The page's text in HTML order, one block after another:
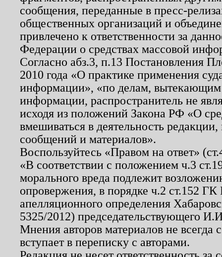
сообщения, переданные в пресс-
общественных организаций и
привлечено к ответственности за
Федерации о средствах массовой
Согласно абз.3, п.13 Постановления
2010 года «О практике применения
информации», «по делам, вытекающим
информации, распространитель не
исходя из положений Закона РФ «О
вмешиваться в деятельность
сообщений и материалов».
Воспользуйтесь «Правом на ответ»
«В соответствии с положением ч.3
морального вреда подлежит
опровержения, в порядке ч.2 ст.152
апелляционного определения
5325/2012) председательствующего
Мнения авторов материалов не
вступает в переписку с авторами.